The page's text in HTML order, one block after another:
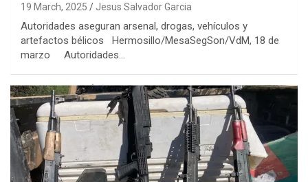
19 March, 2025 Jesus Salvador Garcia
Autoridades aseguran arsenal, drogas, vehículos y
artefactos bélicos Hermosillo/MesaSegSon/VdM, 18 de
marzo Autoridades…